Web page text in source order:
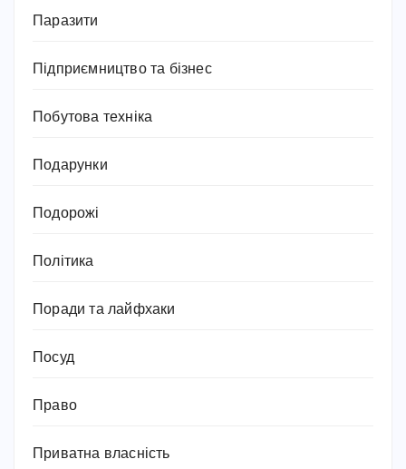
Паразити
Підприємництво та бізнес
Побутова техніка
Подарунки
Подорожі
Політика
Поради та лайфхаки
Посуд
Право
Приватна власність